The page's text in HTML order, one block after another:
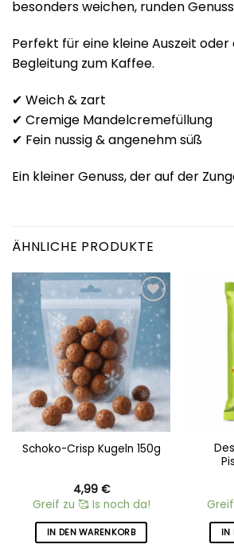
besonders weichen, runden
Perfekt für eine kleine Auszeit oder
Begleitung zum Kaffee.
✔ Weich & zart
✔ Cremige Mandelcremefüllung
✔ Fein nussig & angenehm süß
Ein kleiner Genuss, der auf der
ÄHNLICHE PRODUKTE
Add to
wishlist
Schoko-Crisp Kugeln 150g
4,99 €
Greif zu 🥰 Is noch da!
IN DEN WARENKORB IN